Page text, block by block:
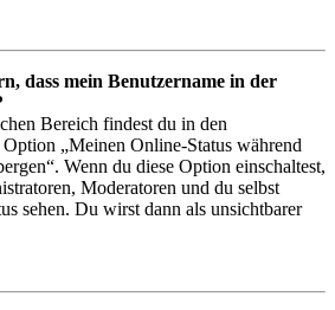
dass mein Benutzername in der
Bereich findest du in den
„Meinen Online-Status während
Wenn du diese Option einschaltest,
Moderatoren und du selbst
sehen. Du wirst dann als unsichtbarer